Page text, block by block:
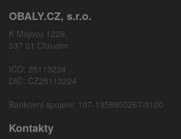
OBALY.CZ, s.r.o.
K Májovu 1229,
537 01 Chrudim
IČO: 25113224
DIČ: CZ25113224
Bankovní spojení: 107-1358950267/0100
Kontakty